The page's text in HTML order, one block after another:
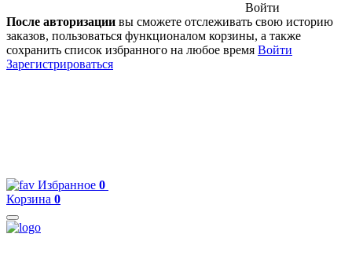
Войти
После авторизации вы сможете отслеживать свою историю
заказов, пользоваться функционалом корзины, а также
сохранить список избранного на любое время Войти
Зарегистрироваться
Избранное 0
Корзина 0